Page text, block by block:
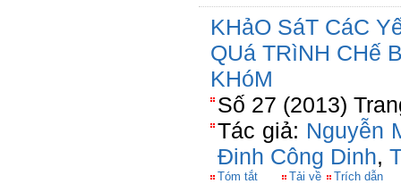
KHảO SáT CáC
QUá TRìNH CHế
KHóM
Số 27 (2013)
Tác giả: Nguyễn
Đinh Công Dinh,
Tóm tắt Tải về Trích dẫn